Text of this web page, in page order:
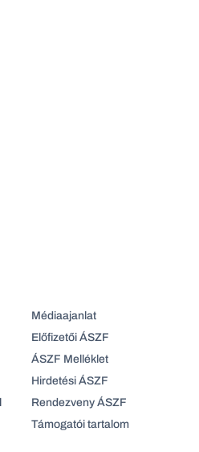
Médiaajanlat
Előfizetői ÁSZF
ÁSZF Melléklet
Hirdetési ÁSZF
Rendezveny ÁSZF
Támogatói tartalom